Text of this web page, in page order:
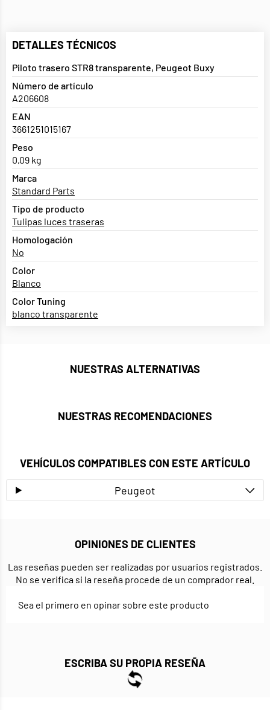
DETALLES TÉCNICOS
Piloto trasero STR8 transparente, Peugeot Buxy
Número de artículo
A206608
EAN
3661251015167
Peso
0,09 kg
Marca
Standard Parts
Tipo de producto
Tulipas luces traseras
Homologación
No
Color
Blanco
Color Tuning
blanco transparente
NUESTRAS ALTERNATIVAS
NUESTRAS RECOMENDACIONES
VEHÍCULOS COMPATIBLES CON ESTE ARTÍCULO
Peugeot
OPINIONES DE CLIENTES
Las reseñas pueden ser realizadas por usuarios registrados.
No se verifica si la reseña procede de un comprador real.
Sea el primero en opinar sobre este producto
ESCRIBA SU PROPIA RESEÑA